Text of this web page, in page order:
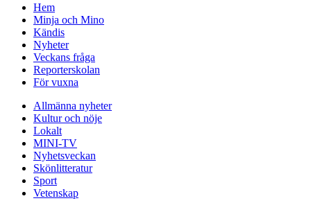
Hem
Minja och Mino
Kändis
Nyheter
Veckans fråga
Reporterskolan
För vuxna
Allmänna nyheter
Kultur och nöje
Lokalt
MINI-TV
Nyhetsveckan
Skönlitteratur
Sport
Vetenskap